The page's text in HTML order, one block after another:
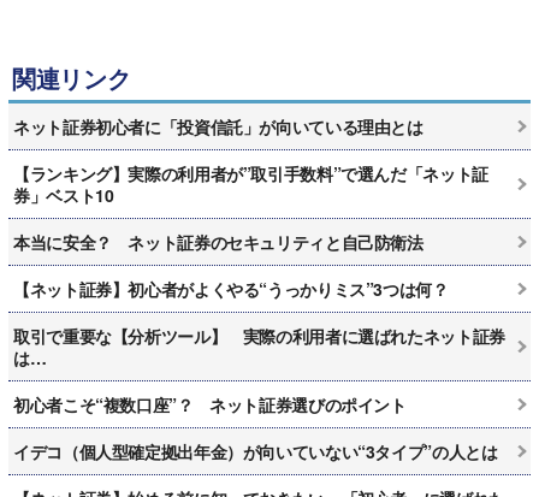
関連リンク
ネット証券初心者に「投資信託」が向いている理由とは
【ランキング】実際の利用者が”取引手数料”で選んだ「ネット証
券」ベスト10
本当に安全？ ネット証券のセキュリティと自己防衛法
【ネット証券】初心者がよくやる“うっかりミス”3つは何？
取引で重要な【分析ツール】 実際の利用者に選ばれたネット証券
は…
初心者こそ“複数口座”？ ネット証券選びのポイント
イデコ（個人型確定拠出年金）が向いていない“3タイプ”の人とは